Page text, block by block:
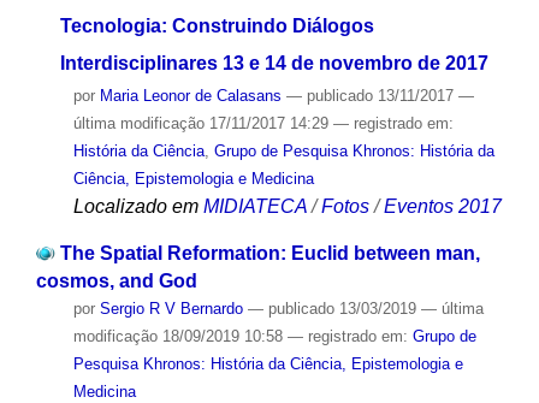
Tecnologia: Construindo Diálogos
Interdisciplinares 13 e 14 de novembro de 2017
por Maria Leonor de Calasans — publicado13/11/2017 —
última modificação17/11/2017 14:29 — registrado em:
História da Ciência, Grupo de Pesquisa Khronos: História da
Ciência, Epistemologia e Medicina
Localizado em MIDIATECA /Fotos /Eventos 2017
The Spatial Reformation: Euclid between man,
cosmos, and God
por Sergio R V Bernardo — publicado13/03/2019 — última
modificação18/09/2019 10:58 — registrado em: Grupo de
Pesquisa Khronos: História da Ciência, Epistemologia e
Medicina